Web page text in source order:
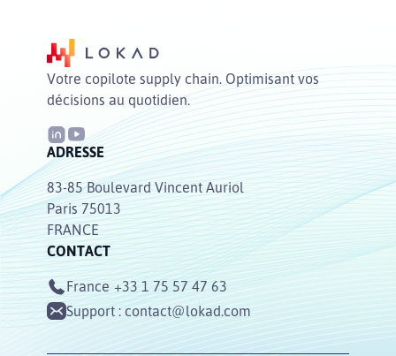
Votre copilote supply chain. Optimisant vos
décisions au quotidien.
ADRESSE
83-85 Boulevard Vincent Auriol
Paris 75013
FRANCE
CONTACT
France +33 1 75 57 47 63
Support :contact@lokad.com